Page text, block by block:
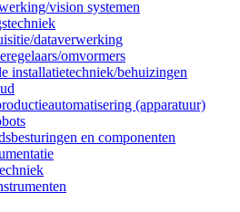
vision systemen
dataverwerking
omvormers
installatietechniek/behuizingen
(apparatuur)
en componenten